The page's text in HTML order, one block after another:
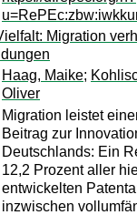
Migration
Haag, Maike;
Oliver
Migration leistet
Beitrag zur
Deutschlands: Ein
12,2 Prozent aller
entwickelten
inzwischen